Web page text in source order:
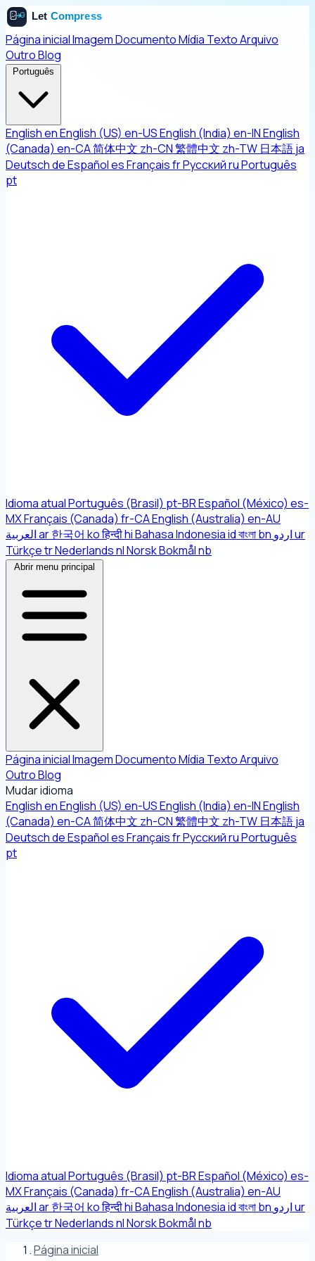
Página inicialImagemDocumentoMídia TextoArquivo
OutroBlog
Português
EnglishenEnglish (US) en-USEnglish (India) en-INEnglish
(Canada) en-CA简体中文 zh-CN繁體中文 zh-TW 日本語ja
DeutschdeEspañolesFrançaisfrРусскийruPortuguês
pt
Idioma atualPortuguês (Brasil) pt-BREspañol (México) es-
MXFrançais (Canada) fr-CAEnglish (Australia) en-AU
العربيةar한국어 koहिन्दीhiBahasa Indonesiaidবাংলাbn اردوur
TürkçetrNederlandsnlNorsk Bokmålnb
Abrir menu principal
Página inicialImagemDocumentoMídia TextoArquivo
OutroBlog
Mudar idioma
EnglishenEnglish (US) en-USEnglish (India) en-INEnglish
(Canada) en-CA简体中文 zh-CN繁體中文 zh-TW 日本語ja
DeutschdeEspañolesFrançaisfrРусскийruPortuguês
pt
Idioma atualPortuguês (Brasil) pt-BREspañol (México) es-
MXFrançais (Canada) fr-CAEnglish (Australia) en-AU
العربيةar한국어 koहिन्दीhiBahasa Indonesiaidবাংলাbn اردوur
TürkçetrNederlandsnlNorsk Bokmålnb
Página inicial